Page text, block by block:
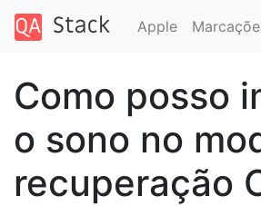
Apple
Como posso
o sono no
recuperação